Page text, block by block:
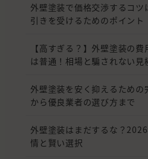
外壁塗装で価格交渉するコ
引きを受けるためのポイント
【高すぎる？】外壁塗装の
は普通！相場と騙されない見
外壁塗装を安く抑えるため
から優良業者の選び方まで
外壁塗装はまだするな？
情と賢い選択